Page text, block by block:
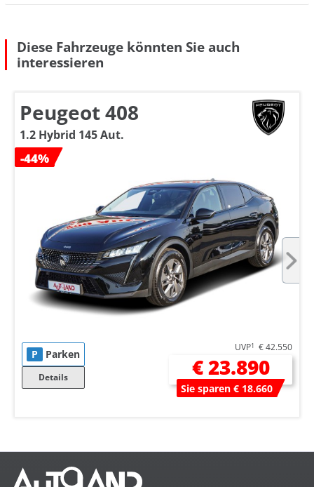
Diese Fahrzeuge könnten Sie auch
interessieren
Peugeot 408
1.2 Hybrid 145 Aut.
-44%
P Parken
Details
UVP1 € 42.550
€ 23.890
Sie sparen € 18.660